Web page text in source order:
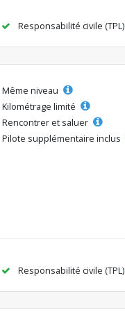
Responsabilité civile (TPL)
Même niveau
Kilométrage limité
Rencontrer et saluer
Pilote supplémentaire inclus
Responsabilité civile (TPL)